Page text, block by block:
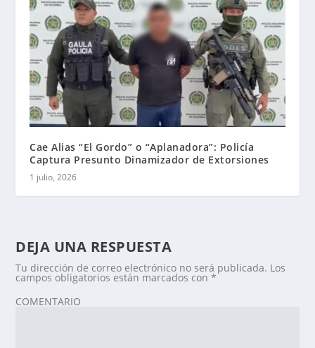
Cae Alias “El Gordo” o “Aplanadora”: Policía
Captura Presunto Dinamizador de Extorsiones
1 julio, 2026
DEJA UNA RESPUESTA
Tu dirección de correo electrónico no será publicada. Los
campos obligatorios están marcados con*
COMENTARIO